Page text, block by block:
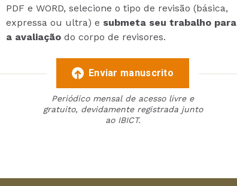
PDF e WORD, selecione o tipo de revisão (básica,
expressa ou ultra) e submeta seu trabalho para
a avaliação do corpo de revisores.
Enviar manuscrito
Periódico mensal de acesso livre e
gratuito, devidamente registrada junto
ao IBICT.